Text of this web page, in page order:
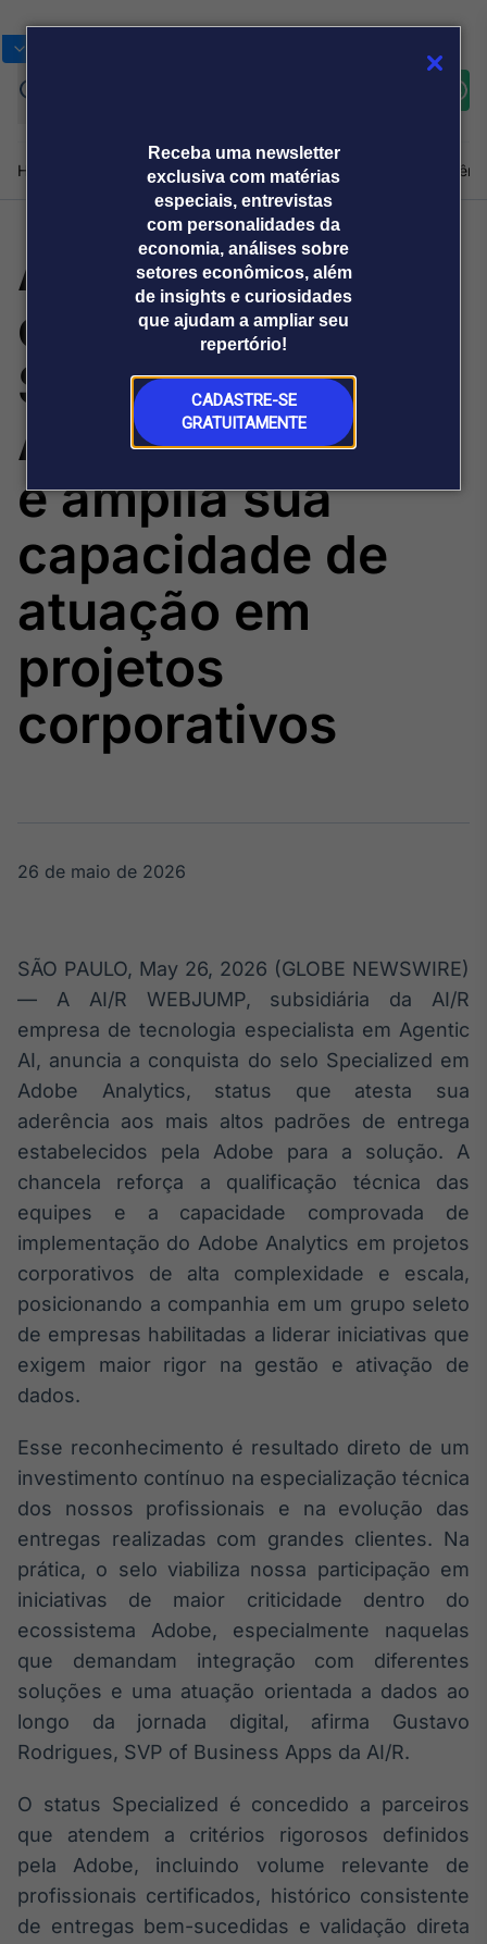
Receba uma newsletter
exclusiva com matérias
especiais, entrevistas
com personalidades da
economia, análises sobre
setores econômicos, além
de insights e curiosidades
que ajudam a ampliar seu
repertório!
CADASTRE-SE
GRATUITAMENTE
Home Produtos e soluçõesNotíciasBlogWeekend
Broadcast
Broadcast+
O mercado
financeiro em
tempo real
Broadcast
Agro
Tudo sobre o
agronegócio
Os bastidores da
política em
tempo real
Broadcast
White Label
Plataforma para
conteúdos
personalizados
Soluções de Dados
e Conteúdos
Broadcast
OTC
Plataforma para
negociação de
ativos
Broadcast
Datafeed
APIs para
Broadcast
Ticker
Cotações e
headlines de
notícias
Broadcast
Widgets
Componentes
para conteúdos e
funcionalidades
Broadcast
Wallboard
Conteúdos e
dados para
displays e telas
Sobre nós Releases Broadcast
Prêmio Broadcast
Analistas
Prêmio Broadcast
Empresas
Agências de
comunicação
Releases
AI/R WEBJUMP
conquista selo
Specialized em
Adobe Analytics
e amplia sua
capacidade de
atuação em
projetos
corporativos
26 de maio de 2026
SÃO PAULO, May 26, 2026 (GLOBE NEWSWIRE)
— A AI/R WEBJUMP, subsidiária da AI/R
empresa de tecnologia especialista em Agentic
AI, anuncia a conquista do selo Specialized em
Adobe Analytics, status que atesta sua
aderência aos mais altos padrões de entrega
estabelecidos pela Adobe para a solução. A
chancela reforça a qualificação técnica das
equipes e a capacidade comprovada de
implementação do Adobe Analytics em projetos
corporativos de alta complexidade e escala,
posicionando a companhia em um grupo seleto
de empresas habilitadas a liderar iniciativas que
exigem maior rigor na gestão e ativação de
dados.
Esse reconhecimento é resultado direto de um
investimento contínuo na especialização técnica
dos nossos profissionais e na evolução das
entregas realizadas com grandes clientes. Na
prática, o selo viabiliza nossa participação em
iniciativas de maior criticidade dentro do
ecossistema Adobe, especialmente naquelas
que demandam integração com diferentes
soluções e uma atuação orientada a dados ao
longo da jornada digital, afirma Gustavo
Rodrigues, SVP of Business Apps da AI/R.
O status Specialized é concedido a parceiros
que atendem a critérios rigorosos definidos
pela Adobe, incluindo volume relevante de
profissionais certificados, histórico consistente
de entregas bem-sucedidas e validação direta